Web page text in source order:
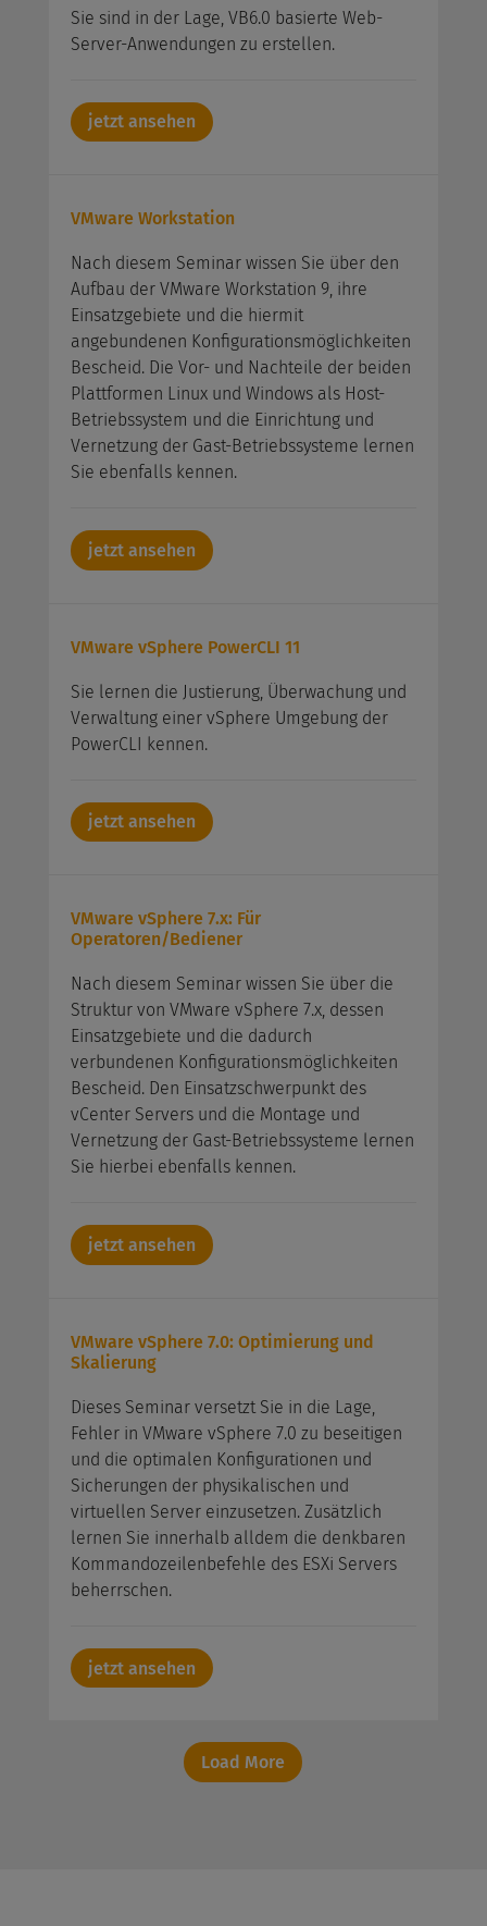
Sie sind in der Lage, VB6.0 basierte Web-
Server-Anwendungen zu erstellen.
jetzt ansehen
VMware Workstation
Nach diesem Seminar wissen Sie über den
Aufbau der VMware Workstation 9, ihre
Einsatzgebiete und die hiermit
angebundenen Konfigurationsmöglichkeiten
Bescheid. Die Vor- und Nachteile der beiden
Plattformen Linux und Windows als Host-
Betriebssystem und die Einrichtung und
Vernetzung der Gast-Betriebssysteme lernen
Sie ebenfalls kennen.
jetzt ansehen
VMware vSphere PowerCLI 11
Sie lernen die Justierung, Überwachung und
Verwaltung einer vSphere Umgebung der
PowerCLI kennen.
jetzt ansehen
VMware vSphere 7.x: Für
Operatoren/Bediener
Nach diesem Seminar wissen Sie über die
Struktur von VMware vSphere 7.x, dessen
Einsatzgebiete und die dadurch
verbundenen Konfigurationsmöglichkeiten
Bescheid. Den Einsatzschwerpunkt des
vCenter Servers und die Montage und
Vernetzung der Gast-Betriebssysteme lernen
Sie hierbei ebenfalls kennen.
jetzt ansehen
VMware vSphere 7.0: Optimierung und
Skalierung
Dieses Seminar versetzt Sie in die Lage,
Fehler in VMware vSphere 7.0 zu beseitigen
und die optimalen Konfigurationen und
Sicherungen der physikalischen und
virtuellen Server einzusetzen. Zusätzlich
lernen Sie innerhalb alldem die denkbaren
Kommandozeilenbefehle des ESXi Servers
beherrschen.
jetzt ansehen
Load More